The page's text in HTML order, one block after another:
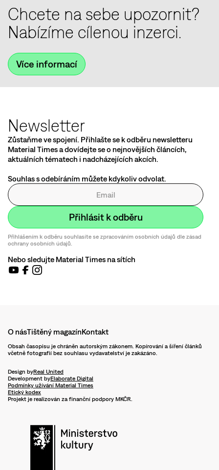
Chcete na sebe upozornit?
Nabízíme cílenou inzerci.
Více informací
Newsletter
Zůstaňme ve spojení. Přihlašte se k odběru newsletteru
Material Times a dovídejte se o nejnovějších článcích,
aktuálních tématech i nadcházejících akcích.
Souhlas s odebíráním můžete kdykoliv odvolat.
Přihlášením k odběru souhlasíte se zpracováním osobních údajů dle zásad
ochrany osobních údajů.
Nebo sledujte Material Times na sítích
O násTištěný magazínKontakt
Obsah časopisu je chráněn autorským zákonem. Kopírování a šíření článků
včetně fotografií bez souhlasu vydavatelství je zakázáno.
Design byReal United
Development byElaborate Digital
Podmínky užívání Material Times
Etický kodex
Projekt je realizován za finanční podpory MKČR.